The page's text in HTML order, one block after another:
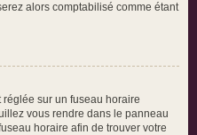
alors comptabilisé comme étant
réglée sur un fuseau horaire
vous rendre dans le panneau
horaire afin de trouver votre